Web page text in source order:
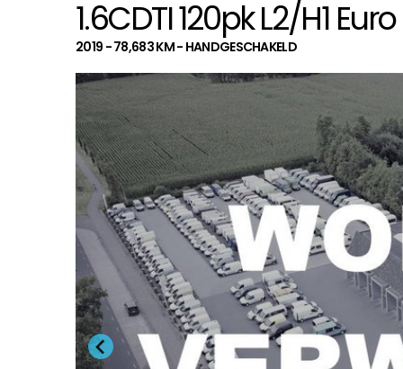
1.6CDTI 120pk L2/H1
2019 - 78,683 KM - HANDGESCHAKELD